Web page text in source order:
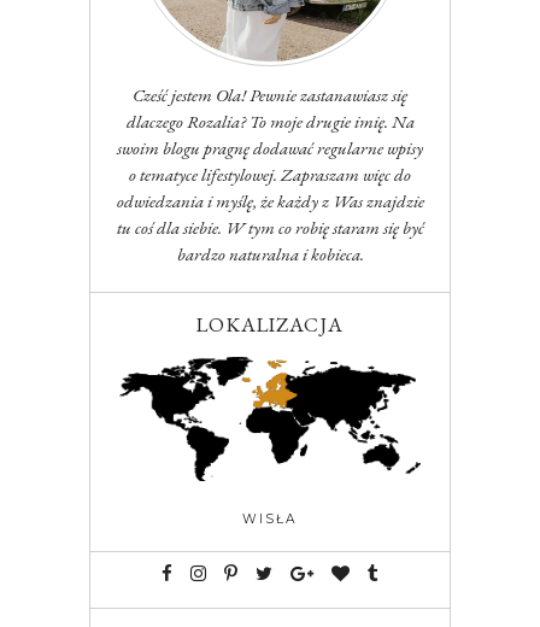
Cześć jestem Ola! Pewnie zastanawiasz się
dlaczego Rozalia? To moje drugie imię. Na
swoim blogu pragnę dodawać regularne wpisy
o tematyce lifestylowej. Zapraszam więc do
odwiedzania i myślę, że każdy z Was znajdzie
tu coś dla siebie. W tym co robię staram się być
bardzo naturalna i kobieca.
LOKALIZACJA
WISŁA